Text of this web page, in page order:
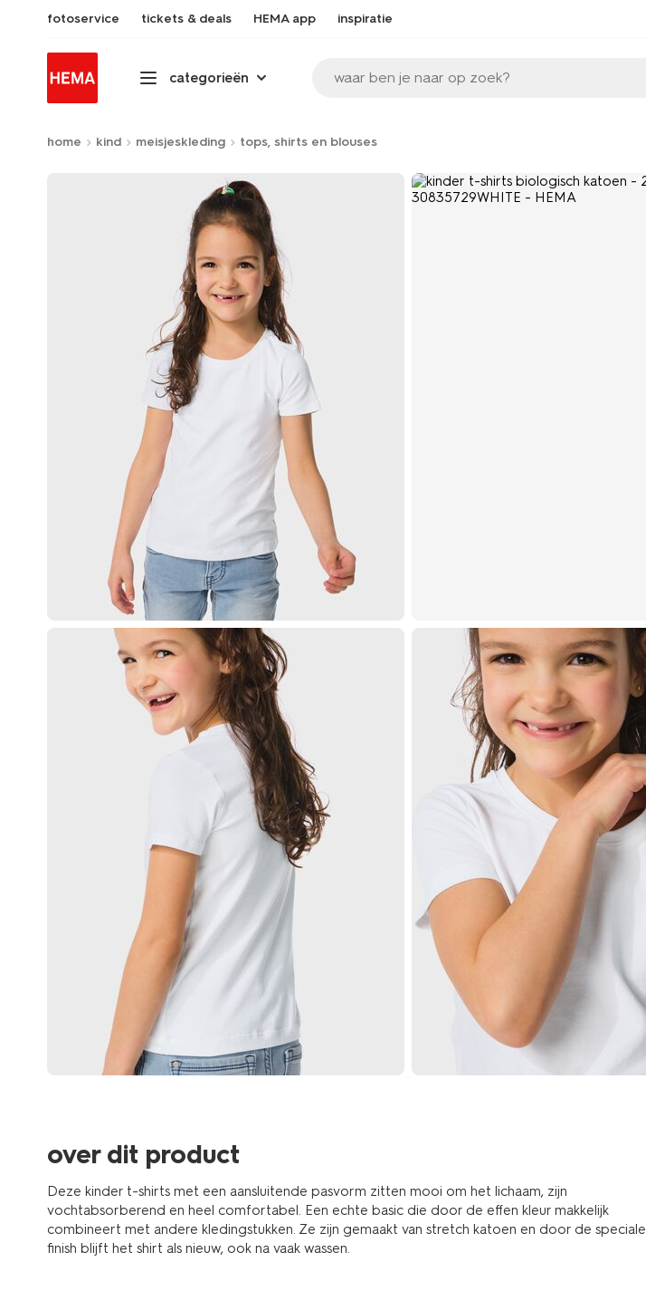
fotoservice tickets & deals HEMA app inspiratie
categorieën waar ben je naar op zoek?
home kind meisjeskleding tops, shirts en blouses
over dit product
Deze kinder t-shirts met een aansluitende pasvorm zitten mooi om het lichaam, zijn
vochtabsorberend en heel comfortabel. Een echte basic die door de effen kleur makkelijk
combineert met andere kledingstukken. Ze zijn gemaakt van stretch katoen en door de speciale
finish blijft het shirt als nieuw, ook na vaak wassen.